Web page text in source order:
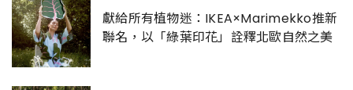
獻給所有植物迷：IKEA×Marimekko推新
聯名，以「綠葉印花」詮釋北歐自然之美